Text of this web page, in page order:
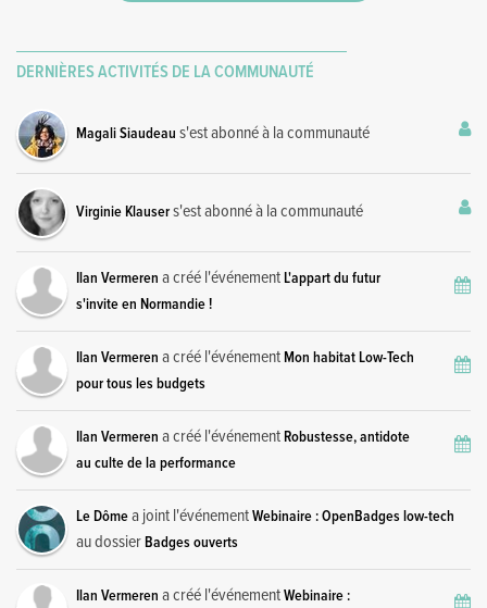
DERNIÈRES ACTIVITÉS DE LA COMMUNAUTÉ
Magali Siaudeau s'est abonné à la communauté
Virginie Klausers'est abonné à la communauté
Ilan Vermeren a créé l'événementL'appart du futur
s'invite en Normandie !
Ilan Vermeren a créé l'événementMon habitat Low-Tech
pour tous les budgets
Ilan Vermeren a créé l'événementRobustesse, antidote
au culte de la performance
Le Dômea joint l'événementWebinaire : OpenBadges low-tech
au dossierBadges ouverts
Ilan Vermeren a créé l'événementWebinaire :